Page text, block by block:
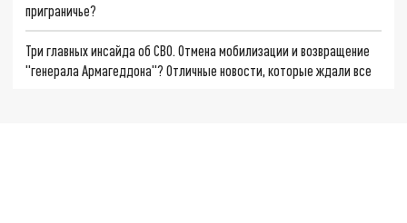
приграничье?
Три главных инсайда об СВО. Отмена мобилизации и возвращение
"генерала Армагеддона"? Отличные новости, которые ждали все